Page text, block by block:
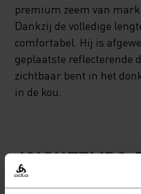
premium zeem van
Dankzij de volledige
comfortabel. Hij is
geplaatste reflecterende
zichtbaar bent in het
in de kou.
JOUW TEMPO.
RITTEN.